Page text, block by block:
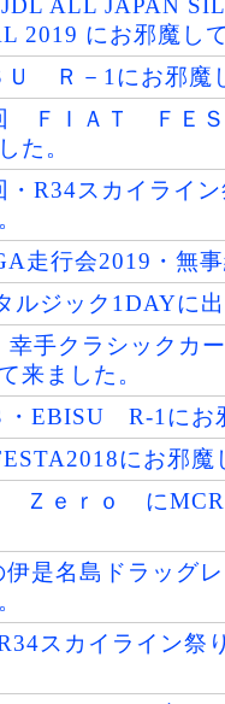
ALL JAPAN
2019 にお邪魔し
Ｕ Ｒ－1にお邪魔
ＦＩＡＴ ＦＥＳ
た。
・R34スカイライ
走行会2019・無
ルジック1DAYに
手クラシックカ
来ました。
・EBISU R-1にお
にお邪魔
Ｚｅｒｏ に
伊是名島ドラッグ
スカイライン祭